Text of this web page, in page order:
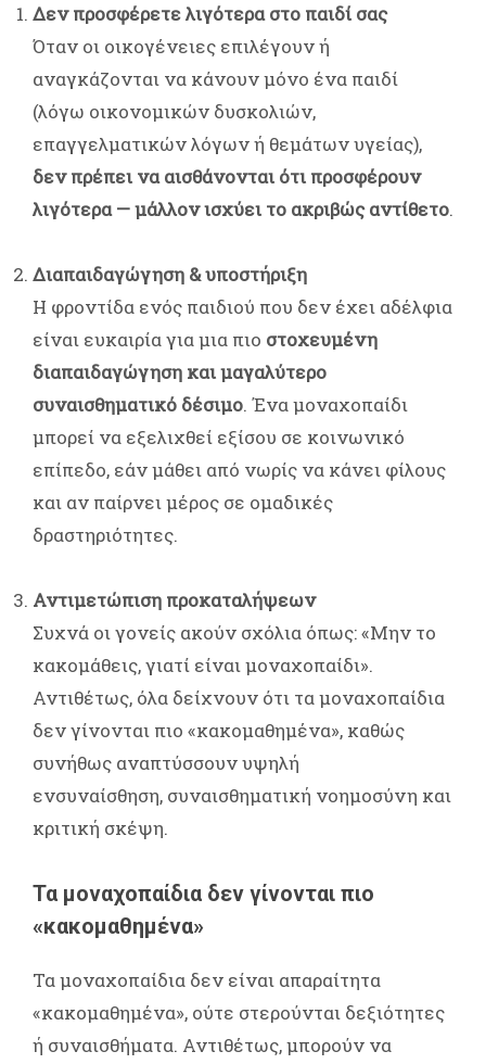
Δεν προσφέρετε λιγότερα στο παιδί σας
Όταν οι οικογένειες επιλέγουν ή
αναγκάζονται να κάνουν μόνο ένα παιδί
(λόγω οικονομικών δυσκολιών,
επαγγελματικών λόγων ή θεμάτων υγείας),
δεν πρέπει να αισθάνονται ότι προσφέρουν
λιγότερα — μάλλον ισχύει το ακριβώς αντίθετο.
Διαπαιδαγώγηση & υποστήριξη
Η φροντίδα ενός παιδιού που δεν έχει αδέλφια
είναι ευκαιρία για μια πιο στοχευμένη
διαπαιδαγώγηση και μαγαλύτερο
συναισθηματικό δέσιμο. Ένα μοναχοπαίδι
μπορεί να εξελιχθεί εξίσου σε κοινωνικό
επίπεδο, εάν μάθει από νωρίς να κάνει φίλους
και αν παίρνει μέρος σε ομαδικές
δραστηριότητες.
Αντιμετώπιση προκαταλήψεων
Συχνά οι γονείς ακούν σχόλια όπως: «Μην το
κακομάθεις, γιατί είναι μοναχοπαίδι».
Αντιθέτως, όλα δείχνουν ότι τα μοναχοπαίδια
δεν γίνονται πιο «κακομαθημένα», καθώς
συνήθως αναπτύσσουν υψηλή
ενσυναίσθηση, συναισθηματική νοημοσύνη και
κριτική σκέψη.
Τα μοναχοπαίδια δεν γίνονται πιο
«κακομαθημένα»
Τα μοναχοπαίδια δεν είναι απαραίτητα
«κακομαθημένα», ούτε στερούνται δεξιότητες
ή συναισθήματα. Αντιθέτως, μπορούν να